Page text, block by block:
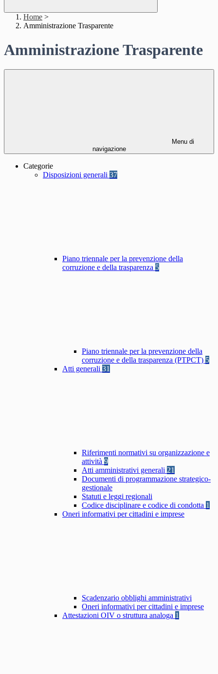
Home >
Amministrazione Trasparente
Amministrazione Trasparente
Menu di
navigazione
Categorie
Disposizioni generali 37
Piano triennale per la prevenzione della
corruzione e della trasparenza 5
Piano triennale per la prevenzione della
corruzione e della trasparenza (PTPCT) 5
Atti generali 31
Riferimenti normativi su organizzazione e
attività 9
Atti amministrativi generali 21
Documenti di programmazione strategico-
gestionale
Statuti e leggi regionali
Codice disciplinare e codice di condotta 1
Oneri informativi per cittadini e imprese
Scadenzario obblighi amministrativi
Oneri informativi per cittadini e imprese
Attestazioni OIV o struttura analoga 1